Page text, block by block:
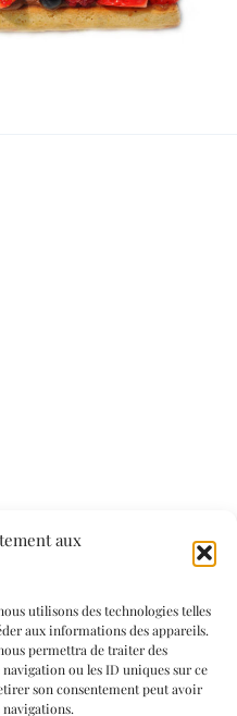
aux
utilisons des technologies telles
aux informations des appareils.
permettra de traiter des
ou les ID uniques sur ce
son consentement peut avoir
le site